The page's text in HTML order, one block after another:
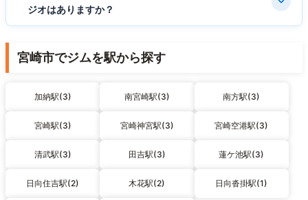
ジオはありますか？
宮崎市でジムを駅から探す
加納駅(3) 南宮崎駅(3) 南方駅(3)
宮崎駅(3) 宮崎神宮駅(3) 宮崎空港駅(3)
清武駅(3) 田吉駅(3) 蓮ケ池駅(3)
日向住吉駅(2) 木花駅(2) 日向沓掛駅(1)